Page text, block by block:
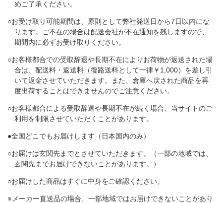
めご了承ください。
○お受け取り可能期間は、原則として弊社発送日から7日以内にな
ります。ご不在の場合は配送会社が不在通知を残しますので、
期間内に必ずお受け取りください。
○お客様都合での受取辞退や長期不在によりお荷物が返送された場
合は、配送料・返送料（復路送料として一律￥1,000）を差し引
いて返金させていただきます。また、​倉庫へ戻された商品を再
度出荷することはできませんのでご注意ください。
○お客様都合による受取辞退や長期不在が続く場合、当サイトのご
利用を制限させていただくことがあります。​
●全国どこでもお届けします（日本国内のみ）
○お届けは玄関先までとさせていただきます。（一部の地域では、
玄関先までお届けできないことがあります。）
○お届けした商品はすぐに中身をご確認ください。
※メーカー直送品の場合、一部地域ではお届けできないことがあり